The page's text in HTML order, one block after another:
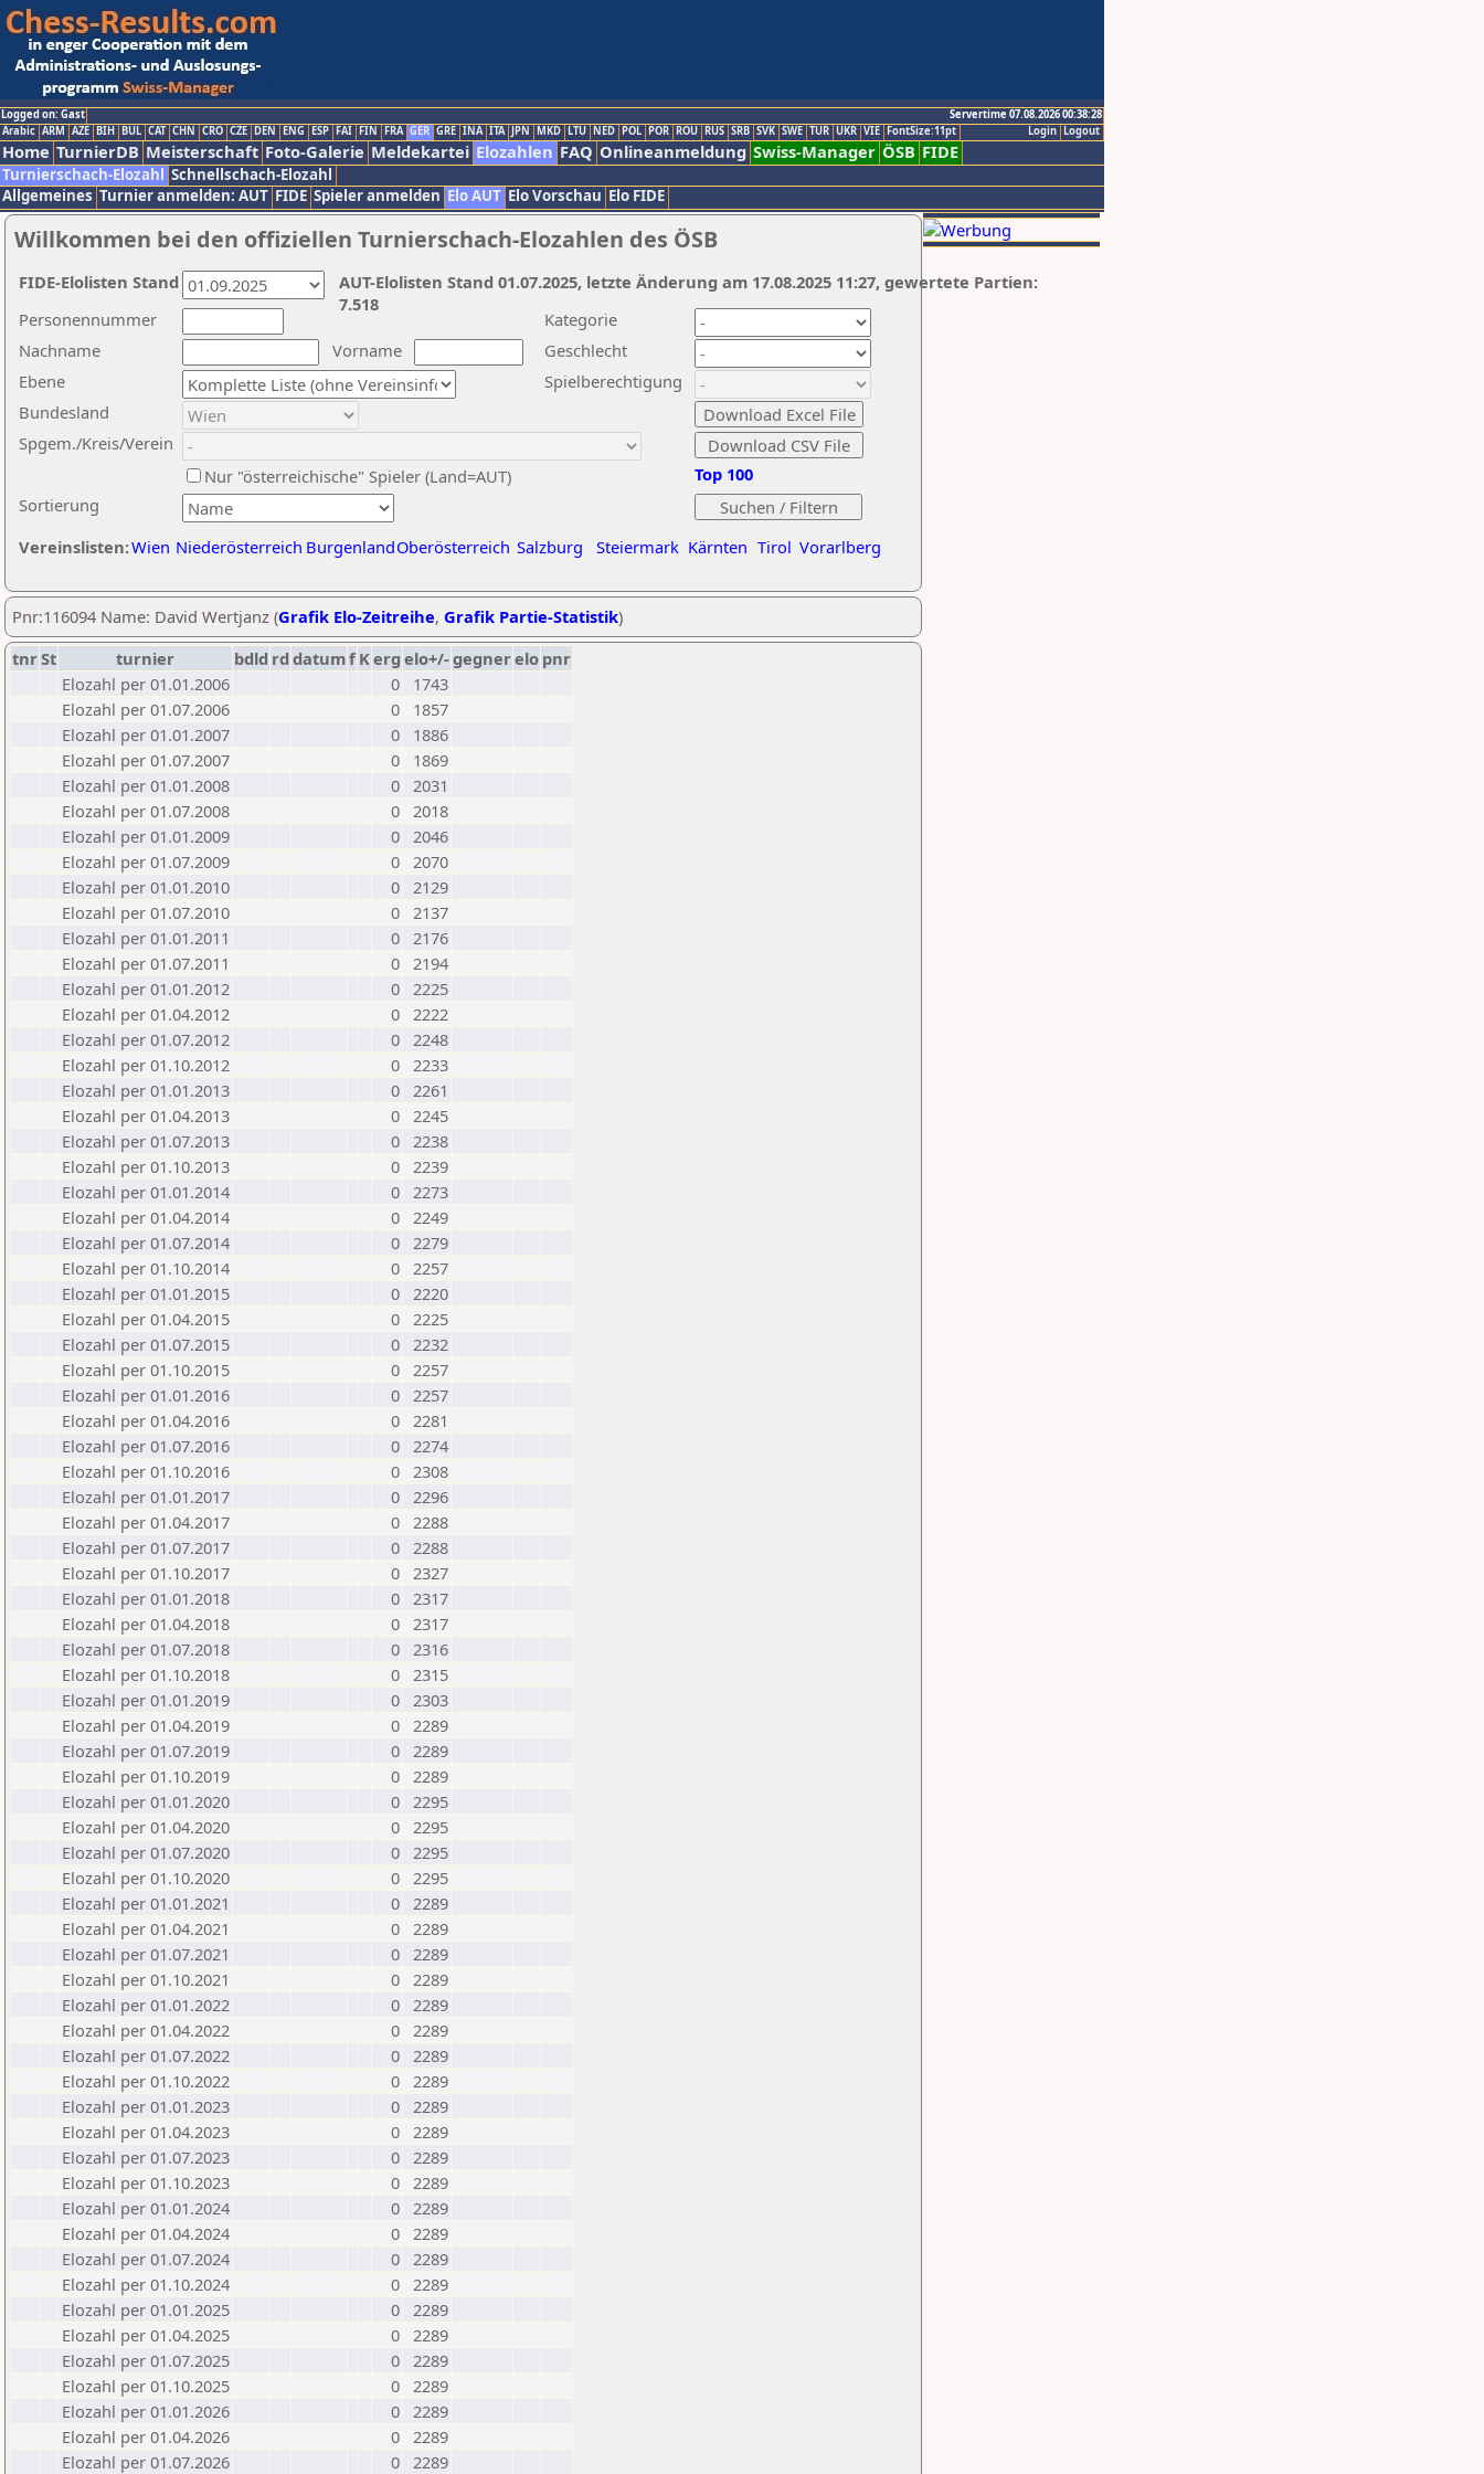
Logged on: Gast
Servertime 07.08.2026 00:38:28
Logout
Login
Arabic ARM AZE BIH BUL CAT CHN CRO CZE DEN ENG ESP FAI FIN FRA GER GRE INA ITA JPN MKD LTU NED POL POR ROU RUS SRB SVK SWE TUR UKR VIE FontSize:11pt
Home TurnierDB Meisterschaft Foto-Galerie Meldekartei Elozahlen FAQ Onlineanmeldung Swiss-Manager ÖSB FIDE
Turnierschach-Elozahl Schnellschach-Elozahl
Allgemeines Turnier anmelden: AUT FIDE Spieler anmelden Elo AUT Elo Vorschau Elo FIDE
Willkommen bei den offiziellen Turnierschach-Elozahlen des ÖSB
Nachname
Vorname
Ebene
Kategorie
Sortierung
Personennummer
Bundesland
Spgem./Kreis/Verein
Geschlecht
Nur "österreichische" Spieler (Land=AUT)
Spielberechtigung
Vereinslisten:Wien Niederösterreich BurgenlandOberösterreich Salzburg Steiermark Kärnten Tirol Vorarlberg
Top 100
AUT-Elolisten Stand 01.07.2025, letzte Änderung am 17.08.2025 11:27, gewertete Partien:
7.518
FIDE-Elolisten Stand
Pnr:116094 Name: David Wertjanz (Grafik Elo-Zeitreihe, Grafik Partie-Statistik)
tnrSt turnier bdld rd datumf Kerg elo+/-gegnerelo pnr
Elozahl per 01.01.2006
0
1743
Elozahl per 01.07.2006
0
1857
Elozahl per 01.01.2007
0
1886
Elozahl per 01.07.2007
0
1869
Elozahl per 01.01.2008
0 2031
Elozahl per 01.07.2008
0 2018
Elozahl per 01.01.2009
0 2046
Elozahl per 01.07.2009
0 2070
Elozahl per 01.01.2010
0 2129
Elozahl per 01.07.2010
0 2137
Elozahl per 01.01.2011
0 2176
Elozahl per 01.07.2011
0 2194
Elozahl per 01.01.2012
0 2225
Elozahl per 01.04.2012
0 2222
Elozahl per 01.07.2012
0 2248
Elozahl per 01.10.2012
0 2233
Elozahl per 01.01.2013
0 2261
Elozahl per 01.04.2013
0 2245
Elozahl per 01.07.2013
0 2238
Elozahl per 01.10.2013
0 2239
Elozahl per 01.01.2014
0 2273
Elozahl per 01.04.2014
0 2249
Elozahl per 01.07.2014
0 2279
Elozahl per 01.10.2014
0 2257
Elozahl per 01.01.2015
0 2220
Elozahl per 01.04.2015
0 2225
Elozahl per 01.07.2015
0 2232
Elozahl per 01.10.2015
0 2257
Elozahl per 01.01.2016
0 2257
Elozahl per 01.04.2016
0 2281
Elozahl per 01.07.2016
0 2274
Elozahl per 01.10.2016
0 2308
Elozahl per 01.01.2017
0 2296
Elozahl per 01.04.2017
0 2288
Elozahl per 01.07.2017
0 2288
Elozahl per 01.10.2017
0 2327
Elozahl per 01.01.2018
0 2317
Elozahl per 01.04.2018
0 2317
Elozahl per 01.07.2018
0 2316
Elozahl per 01.10.2018
0 2315
Elozahl per 01.01.2019
0 2303
Elozahl per 01.04.2019
0 2289
Elozahl per 01.07.2019
0 2289
Elozahl per 01.10.2019
0 2289
Elozahl per 01.01.2020
0 2295
Elozahl per 01.04.2020
0 2295
Elozahl per 01.07.2020
0 2295
Elozahl per 01.10.2020
0 2295
Elozahl per 01.01.2021
0 2289
Elozahl per 01.04.2021
0 2289
Elozahl per 01.07.2021
0 2289
Elozahl per 01.10.2021
0 2289
Elozahl per 01.01.2022
0 2289
Elozahl per 01.04.2022
0 2289
Elozahl per 01.07.2022
0 2289
Elozahl per 01.10.2022
0 2289
Elozahl per 01.01.2023
0 2289
Elozahl per 01.04.2023
0 2289
Elozahl per 01.07.2023
0 2289
Elozahl per 01.10.2023
0 2289
Elozahl per 01.01.2024
0 2289
Elozahl per 01.04.2024
0 2289
Elozahl per 01.07.2024
0 2289
Elozahl per 01.10.2024
0 2289
Elozahl per 01.01.2025
0 2289
Elozahl per 01.04.2025
0 2289
Elozahl per 01.07.2025
0 2289
Elozahl per 01.10.2025
0 2289
Elozahl per 01.01.2026
0 2289
Elozahl per 01.04.2026
0 2289
Elozahl per 01.07.2026
0 2289